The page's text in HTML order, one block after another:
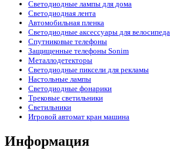
Светодиодные лампы для дома
Светодиодная лента
Автомобильная пленка
Светодиодные аксессуары для велосипеда
Спутниковые телефоны
Защищенные телефоны Sonim
Металлодетекторы
Светодиодные пиксели для рекламы
Настольные лампы
Светодиодные фонарики
Трековые светильники
Светильники
Игровой автомат кран машина
Информация